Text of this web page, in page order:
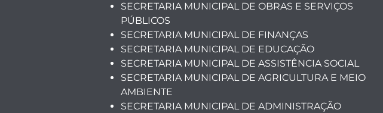
SECRETARIA MUNICIPAL DE OBRAS E SERVIÇOS
PÚBLICOS
SECRETARIA MUNICIPAL DE FINANÇAS
SECRETARIA MUNICIPAL DE EDUCAÇÃO
SECRETARIA MUNICIPAL DE ASSISTÊNCIA SOCIAL
SECRETARIA MUNICIPAL DE AGRICULTURA E MEIO
AMBIENTE
SECRETARIA MUNICIPAL DE ADMINISTRAÇÃO